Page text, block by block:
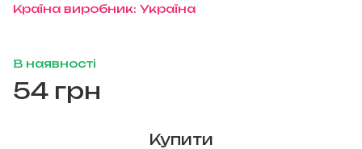
Країна виробник: Україна
В наявності
54 грн
Купити